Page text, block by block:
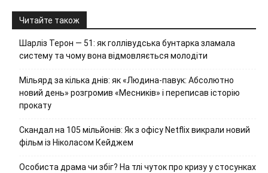
Читайте також
Шарліз Терон — 51: як голлівудська бунтарка зламала
систему та чому вона відмовляється молодіти
Мільярд за кілька днів: як «Людина-павук: Абсолютно
новий день» розгромив «Месників» і переписав історію
прокату
Скандал на 105 мільйонів: Як з офісу Netflix викрали новий
фільм із Ніколасом Кейджем
Особиста драма чи збіг? На тлі чуток про кризу у стосунках